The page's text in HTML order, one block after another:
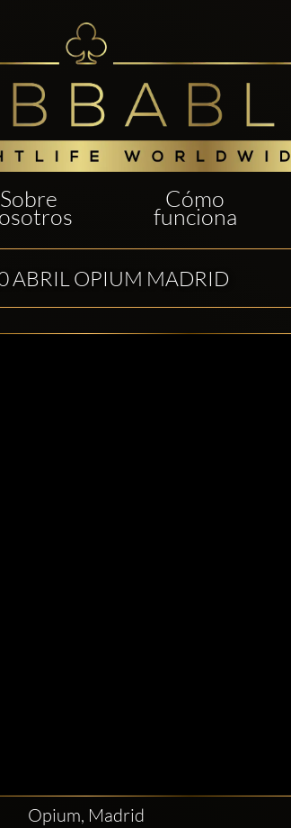
Sobre Cómo
funciona
ABRIL OPIUM MADRID
Opium, Madrid